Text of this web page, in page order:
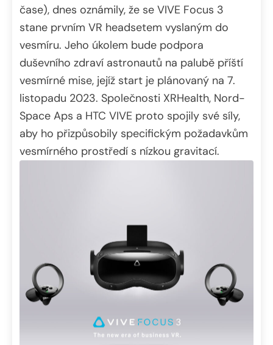
čase), dnes oznámily, že se VIVE Focus 3
stane prvním VR headsetem vyslaným do
vesmíru. Jeho úkolem bude podpora
duševního zdraví astronautů na palubě příští
vesmírné mise, jejíž start je plánovaný na 7.
listopadu 2023. Společnosti XRHealth, Nord-
Space Aps a HTC VIVE proto spojily své síly,
aby ho přizpůsobily specifickým požadavkům
vesmírného prostředí s nízkou gravitací.